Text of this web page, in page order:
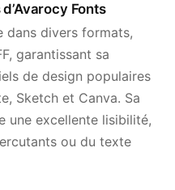
Fonts
dans divers formats,
garantissant sa
de design populaires
Sketch et Canva. Sa
une excellente lisibilité,
ou du texte